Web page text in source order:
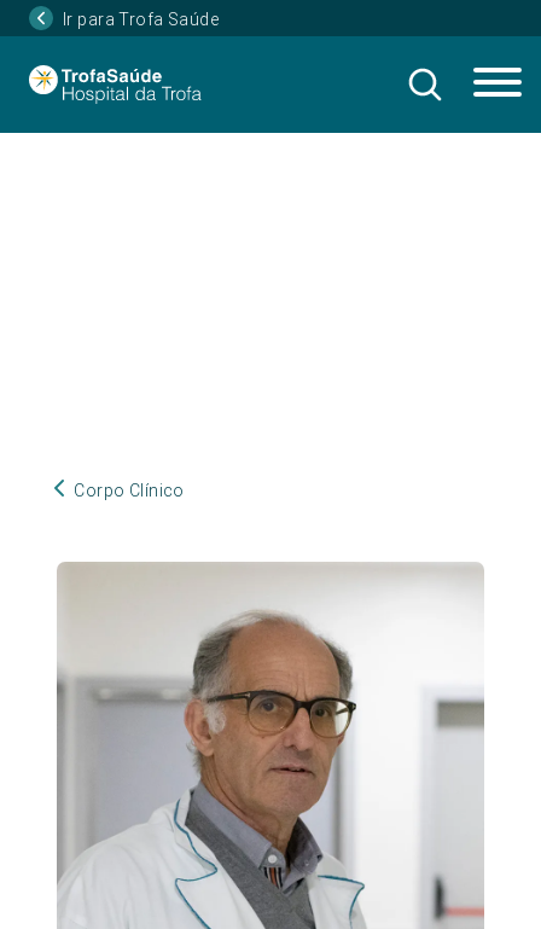
Ir para Trofa Saúde
Corpo Clínico